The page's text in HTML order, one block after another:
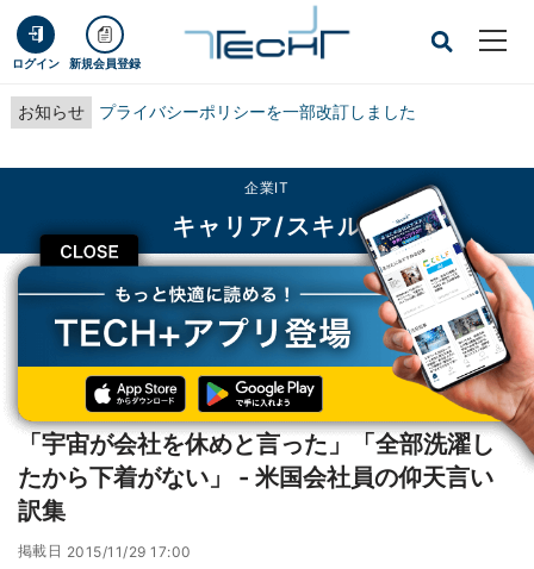
ログイン 新規会員登録
お知らせ プライバシーポリシーを一部改訂しました
CLOSE
企業IT
キャリア/スキル
TECH+ 企業IT
キャリア/スキル
「宇宙が会社を休めと言った」「全部洗濯したから下着がない」 - 米国会社員の
レポート
「宇宙が会社を休めと言った」「全部洗濯し
たから下着がない」 - 米国会社員の仰天言い
訳集
掲載日 2015/11/29 17:00